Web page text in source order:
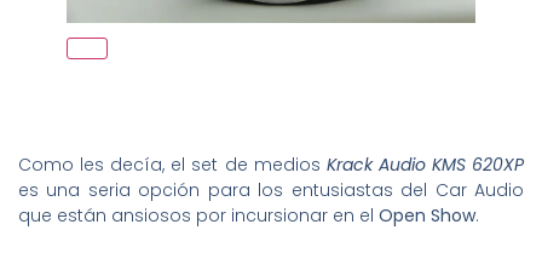
Como les decía, el set de medios Krack Audio KMS 620XP
es una seria opción para los entusiastas del Car Audio
que están ansiosos por incursionar en el Open Show.